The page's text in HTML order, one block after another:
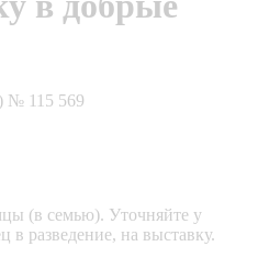
№ 115 569
(в семью). Уточняйте у
в разведение, на выставку.